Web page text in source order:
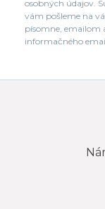
osobných údajov.
vám pošleme na
písomne, emailom
informačného